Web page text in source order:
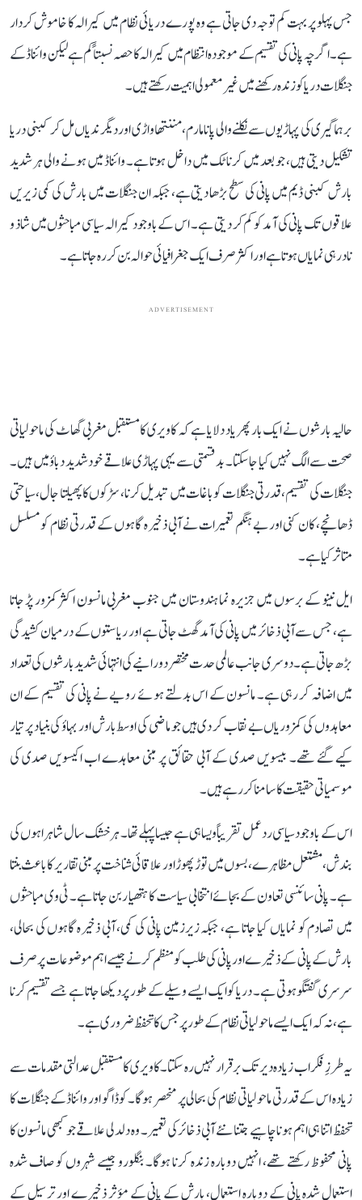
جس پہلو پر بہت کم توجہ دی جاتی ہے وہ پورے دریائی نظام میں کیرالہ کا خاموش کردار
ہے۔ اگرچہ پانی کی تقسیم کے موجودہ انتظام میں کیرالہ کا حصہ نسبتاً کم ہے لیکن وائناڈ کے
جنگلات دریا کو زندہ رکھنے میں غیر معمولی اہمیت رکھتے ہیں۔
برہماگیری کی پہاڑیوں سے نکلنے والی پانامارم، مننتھاواڑی اور دیگر ندیاں مل کر کبنی دریا
تشکیل دیتی ہیں، جو بعد میں کرناٹک میں داخل ہوتا ہے۔ وائناڈ میں ہونے والی ہر شدید
بارش کبنی ڈیم میں پانی کی سطح بڑھا دیتی ہے، جبکہ ان جنگلات میں بارش کی کمی زیریں
علاقوں تک پانی کی آمد کو کم کر دیتی ہے۔ اس کے باوجود کیرالہ سیاسی مباحثوں میں شاذ و
نادر ہی نمایاں ہوتا ہے اور اکثر صرف ایک جغرافیائی حوالہ بن کر رہ جاتا ہے۔
ADVERTISEMENT
حالیہ بارشوں نے ایک بار پھر یاد دلایا ہے کہ کاویری کا مستقبل مغربی گھاٹ کی ماحولیاتی
صحت سے الگ نہیں کیا جا سکتا۔ بدقسمتی سے یہی پہاڑی علاقے خود شدید دباؤ میں ہیں۔
جنگلات کی تقسیم، قدرتی جنگلات کو باغات میں تبدیل کرنا، سڑکوں کا پھیلتا جال، سیاحتی
ڈھانچے، کان کنی اور بے ہنگم تعمیرات نے آبی ذخیرہ گاہوں کے قدرتی نظام کو مسلسل
متاثر کیا ہے۔
ایل نینو کے برسوں میں جزیرہ نما ہندوستان میں جنوب مغربی مانسون اکثر کمزور پڑ جاتا
ہے، جس سے آبی ذخائر میں پانی کی آمد گھٹ جاتی ہے اور ریاستوں کے درمیان کشیدگی
بڑھ جاتی ہے۔ دوسری جانب عالمی حدت مختصر دورانیے کی انتہائی شدید بارشوں کی تعداد
میں اضافہ کر رہی ہے۔ مانسون کے اس بدلتے ہوئے رویے نے پانی کی تقسیم کے ان
معاہدوں کی کمزوریاں بے نقاب کر دی ہیں جو ماضی کی اوسط بارش اور بہاؤ کی بنیاد پر تیار
کیے گئے تھے۔ بیسویں صدی کے آبی حقائق پر مبنی معاہدے اب اکیسویں صدی کی
موسمیاتی حقیقت کا سامنا کر رہے ہیں۔
اس کے باوجود سیاسی ردعمل تقریباً ویسا ہی ہے جیسا پہلے تھا۔ ہر خشک سال شاہراہوں کی
بندش، مشتعل مظاہرے، بسوں میں توڑ پھوڑ اور علاقائی شناخت پر مبنی تقاریر کا باعث بنتا
ہے۔ پانی سائنسی تعاون کے بجائے انتخابی سیاست کا ہتھیار بن جاتا ہے۔ ٹی وی مباحثوں
میں تصادم کو نمایاں کیا جاتا ہے، جبکہ زیرزمین پانی کی کمی، آبی ذخیرہ گاہوں کی بحالی،
بارش کے پانی کے ذخیرے اور پانی کی طلب کو منظم کرنے جیسے اہم موضوعات پر صرف
سرسری گفتگو ہوتی ہے۔ دریا کو ایک ایسے وسیلے کے طور پر دیکھا جاتا ہے جسے تقسیم کرنا
ہے، نہ کہ ایک ایسے ماحولیاتی نظام کے طور پر جس کا تحفظ ضروری ہے۔
یہ طرزِ فکر اب زیادہ دیر تک برقرار نہیں رہ سکتا۔ کاویری کا مستقبل عدالتی مقدمات سے
زیادہ اس کے قدرتی ماحولیاتی نظام کی بحالی پر منحصر ہوگا۔ کوڈاگو اور وائناڈ کے جنگلات کا
تحفظ اتنا ہی اہم ہونا چاہیے جتنا نئے آبی ذخائر کی تعمیر۔ وہ دلدلی علاقے جو کبھی مانسون کا
پانی محفوظ رکھتے تھے، انہیں دوبارہ زندہ کرنا ہوگا۔ بنگلورو جیسے شہروں کو صاف شدہ
استعمال شدہ پانی کے دوبارہ استعمال، بارش کے پانی کے مؤثر ذخیرے اور ترسیل کے